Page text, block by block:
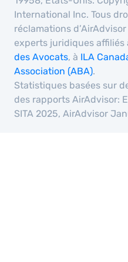
International Inc. Tous
réclamations
experts juridiques affiliés
des Avocats, à ILA
Association (ABA).
Statistiques basées sur
des rapports AirAdvisor:
SITA 2025, AirAdvisor